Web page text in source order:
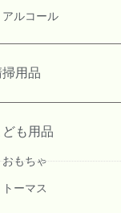
アルコール
用品
ども用品
おもちゃ
トーマス